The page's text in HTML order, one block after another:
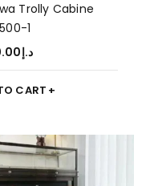
Trolly Cabine
1
د.إ
CART